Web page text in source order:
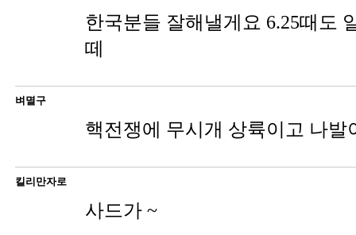
한국분들 잘해낼게요 6.25때도
떼
벼멸구
핵전쟁에 무시개 상륙이고 나발
킬리만자로
사드가 ~